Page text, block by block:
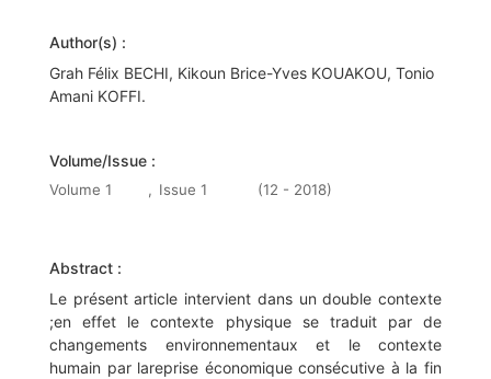
Author(s) :
Grah Félix BECHI, Kikoun Brice-Yves KOUAKOU, Tonio
Amani KOFFI.
Volume/Issue :
Volume 1 , Issue 1 (12 - 2018)
Abstract :
Le présent article intervient dans un double contexte
;en effet le contexte physique se traduit par de
changements environnementaux et le contexte
humain par lareprise économique consécutive à la fin